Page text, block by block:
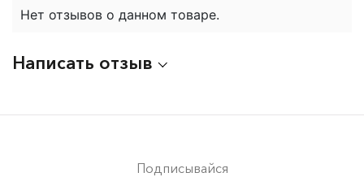
Нет отзывов о данном товаре.
Написать отзыв
Подписывайся